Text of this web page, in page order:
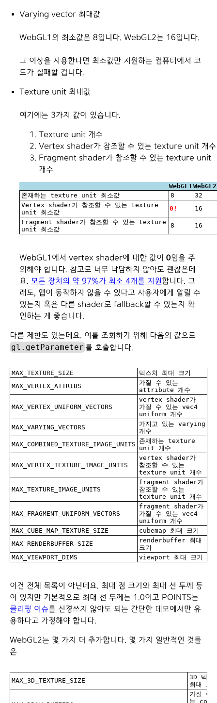
Varying vector 최대값
WebGL1의 최소값은 8입니다. WebGL2는 16입니다.
그 이상을 사용한다면 최소값만 지원하는 컴퓨터에서 코
드가 실패할 겁니다.
Texture unit 최대값
여기에는 3가지 값이 있습니다.
Texture unit 개수
Vertex shader가 참조할 수 있는 texture unit 개수
Fragment shader가 참조할 수 있는 texture unit
개수
WebGL1WebGL2
존재하는 texture unit 최소값
8
32
Vertex shader가 참조할 수 있는 texture
unit 최소값
0!
16
Fragment shader가 참조할 수 있는 texture
unit 최소값
8 16
WebGL1에서 vertex shader에 대한 값이 0임을 주
의해야 합니다. 참고로 너무 낙담하지 않아도 괜찮은데
요. 모든 장치의 약 97%가 최소 4개를 지원합니다. 그
래도, 앱이 동작하지 않을 수 있다고 사용자에게 알릴 수
있는지 혹은 다른 shader로 fallback할 수 있는지 확
인하는 게 좋습니다.
다른 제한도 있는데요. 이를 조회하기 위해 다음의 값으로
gl.getParameter 를 호출합니다.
MAX_TEXTURE_SIZE
텍스처 최대 크기
MAX_VERTEX_ATTRIBS
가질 수 있는
attribute 개수
MAX_VERTEX_UNIFORM_VECTORS
vertex shader가
가질 수 있는 vec4
uniform 개수
MAX_VARYING_VECTORS
가지고 있는 varying
개수
MAX_COMBINED_TEXTURE_IMAGE_UNITS 존재하는 texture
unit 개수
MAX_VERTEX_TEXTURE_IMAGE_UNITS
vertex shader가
참조할 수 있는
texture unit 개수
MAX_TEXTURE_IMAGE_UNITS
fragment shader가
참조할 수 있는
texture unit 개수
MAX_FRAGMENT_UNIFORM_VECTORS
fragment shader가
가질 수 있는 vec4
uniform 개수
MAX_CUBE_MAP_TEXTURE_SIZE
cubemap 최대 크기
MAX_RENDERBUFFER_SIZE
renderbuffer 최대
크기
MAX_VIEWPORT_DIMS
viewport 최대 크기
이건 전체 목록이 아닌데요. 최대 점 크기와 최대 선 두께 등
이 있지만 기본적으로 최대 선 두께는 1.0이고 POINTS는
클리핑 이슈를 신경쓰지 않아도 되는 간단한 데모에서만 유
용하다고 가정해야 합니다.
WebGL2는 몇 가지 더 추가합니다. 몇 가지 일반적인 것들
은
MAX_3D_TEXTURE_SIZE
3D 텍스
최대 크
가질 수
는